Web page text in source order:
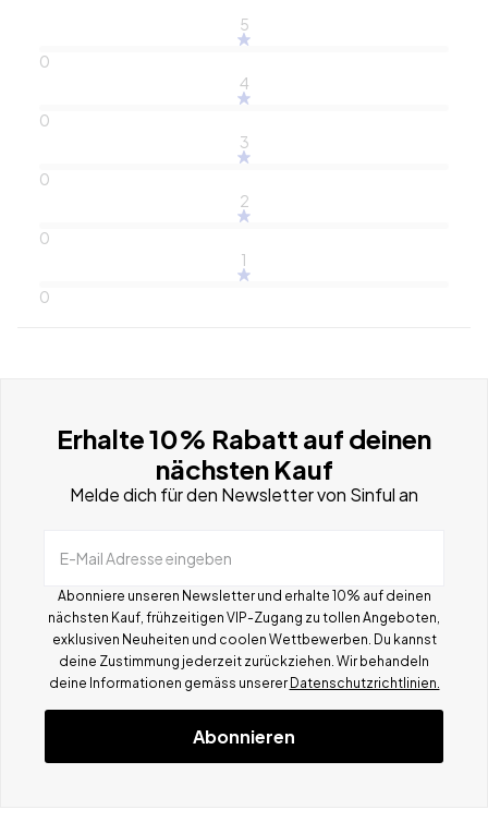
5
0
4
0
3
0
2
0
1
0
Erhalte 10% Rabatt auf deinen
nächsten Kauf
Melde dich für den Newsletter von Sinful an
E-Mail Adresse eingeben
Abonniere unseren Newsletter und erhalte 10% auf deinen
nächsten Kauf, frühzeitigen VIP-Zugang zu tollen Angeboten,
exklusiven Neuheiten und coolen Wettbewerben. Du kannst
deine Zustimmung jederzeit zurückziehen. Wir behandeln
deine Informationen gemäss unserer Datenschutzrichtlinien.
Abonnieren